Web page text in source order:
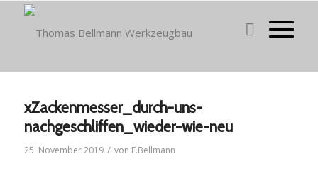
xZackenmesser_durch-uns-
nachgeschliffen_wieder-wie-neu
25. November 2019 / von F.Bellmann